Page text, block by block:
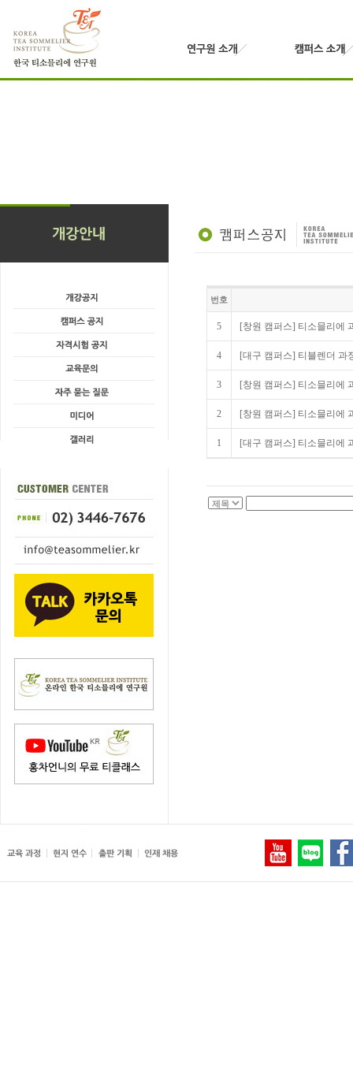
번호
5 [창원 캠퍼스] 티소믈리에
4 [대구 캠퍼스] 티블렌더 과
3 [창원 캠퍼스] 티소믈리에
2 [창원 캠퍼스] 티소믈리에
1 [대구 캠퍼스] 티소믈리에